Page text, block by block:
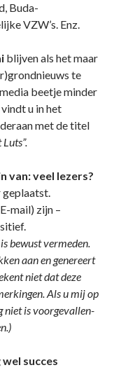
Buda-
VZW’s. Enz.
blijven als het maar
te
beetje minder
u in het
met de titel
van: veel lezers?
geplaatst.
mail) zijn –
bewust vermeden.
aan en genereert
niet dat deze
Als u mij op
niet is voorgevallen-
succes